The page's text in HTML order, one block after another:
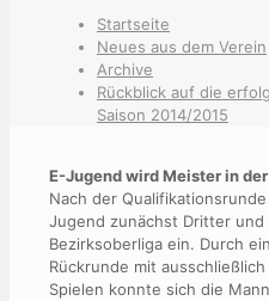
Startseite
Neues aus dem Verein
Archive
Rückblick auf die
Saison 2014/2015
E-Jugend wird Meister in
Nach der
Jugend zunächst Dritter und
Bezirksoberliga ein. Durch
Rückrunde mit
Spielen konnte sich die